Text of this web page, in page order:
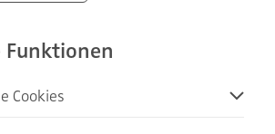
Funktionen
Cookies